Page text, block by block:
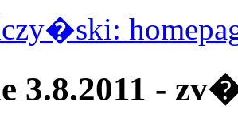
3.8.2011 -